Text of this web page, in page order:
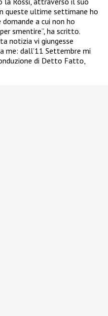
queste ultime settimane ho
a cui non ho
smentire”, ha scritto.
notizia vi giungesse
dall’11 Settembre mi
di Detto Fatto,